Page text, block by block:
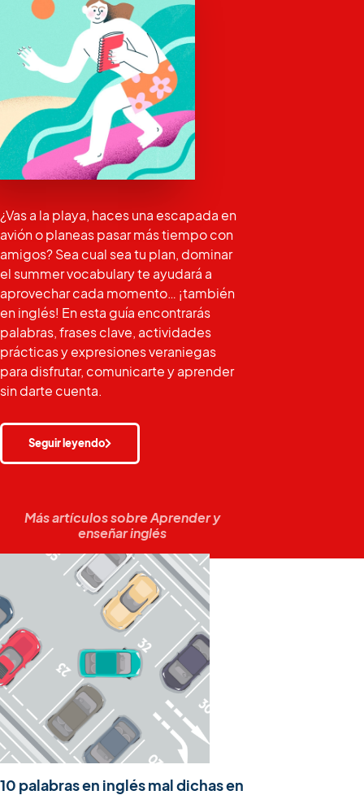
¿Vas a la playa, haces una escapada en
avión o planeas pasar más tiempo con
amigos? Sea cual sea tu plan, dominar
el summer vocabulary te ayudará a
aprovechar cada momento… ¡también
en inglés! En esta guía encontrarás
palabras, frases clave, actividades
prácticas y expresiones veraniegas
para disfrutar, comunicarte y aprender
sin darte cuenta.
Seguir leyendo
Más artículos sobreAprender y
enseñar inglés
10 palabras en inglés mal dichas en